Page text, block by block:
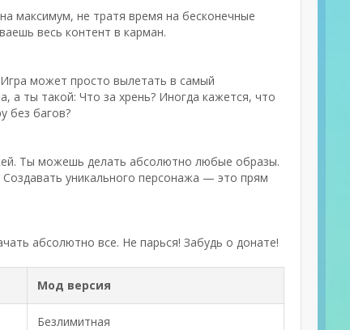
максимум, не тратя время на бесконечные
весь контент в карман.
может просто вылетать в самый
ты такой: Что за хрень? Иногда кажется, что
без багов?
Ты можешь делать абсолютно любые образы.
уникального персонажа — это прям
абсолютно все. Не парься! Забудь о донате!
Мод версия
Безлимитная